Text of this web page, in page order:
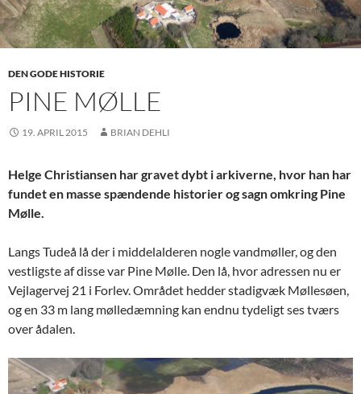
DEN GODE HISTORIE
PINE MØLLE
19. APRIL 2015 BRIAN DEHLI
Helge Christiansen har gravet dybt i arkiverne, hvor han har
fundet en masse spændende historier og sagn omkring Pine
Mølle.
Langs Tudeå lå der i middelalderen nogle vandmøller, og den
vestligste af disse var Pine Mølle. Den lå, hvor adressen nu er
Vejlagervej 21 i Forlev. Området hedder stadigvæk Møllesøen,
og en 33 m lang mølledæmning kan endnu tydeligt ses tværs
over ådalen.